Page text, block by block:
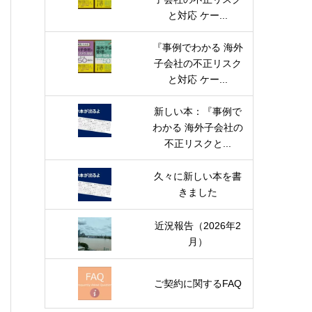
と対応 ケー...
『事例でわかる 海外
子会社の不正リスク
と対応 ケー...
新しい本：『事例で
わかる 海外子会社の
不正リスクと...
久々に新しい本を書
きました
近況報告（2026年2
月）
ご契約に関するFAQ